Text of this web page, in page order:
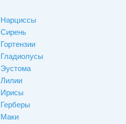
Нарциссы
Сирень
Гортензии
Гладиолусы
Эустома
Лилии
Ирисы
Герберы
Маки